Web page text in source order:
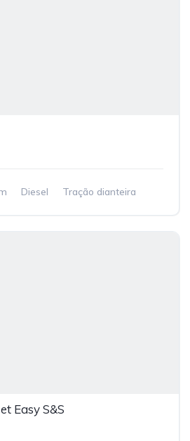
Diesel Tração dianteira
Easy S&S